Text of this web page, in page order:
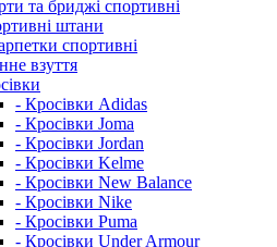
та бриджі спортивні
штани
спортивні
взуття
- Кросівки Adidas
- Кросівки Joma
- Кросівки Jordan
- Кросівки Kelme
- Кросівки New Balance
- Кросівки Nike
- Кросівки Puma
- Кросівки Under Armour